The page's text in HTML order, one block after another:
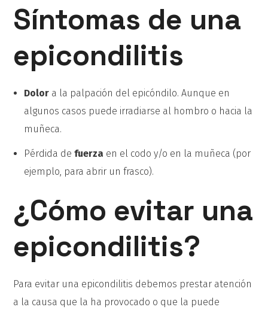
Síntomas de una
epicondilitis
Dolor a la palpación del epicóndilo. Aunque en
algunos casos puede irradiarse al hombro o hacia la
muñeca.
Pérdida de fuerza en el codo y/o en la muñeca (por
ejemplo, para abrir un frasco).
¿Cómo evitar una
epicondilitis?
Para evitar una epicondilitis debemos prestar atención
a la causa que la ha provocado o que la puede